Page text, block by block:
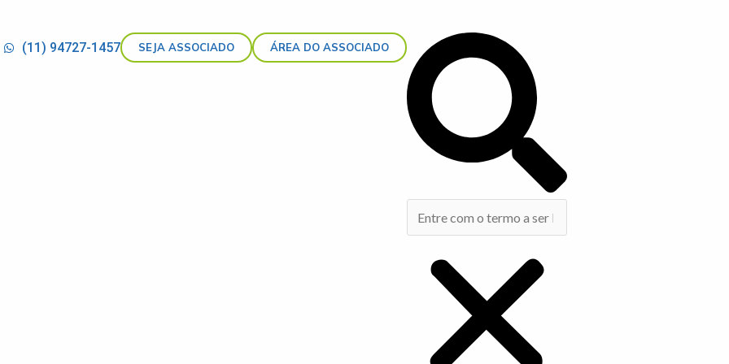
(11) 94727-1457 SEJA ASSOCIADO ÁREA DO ASSOCIADO Search